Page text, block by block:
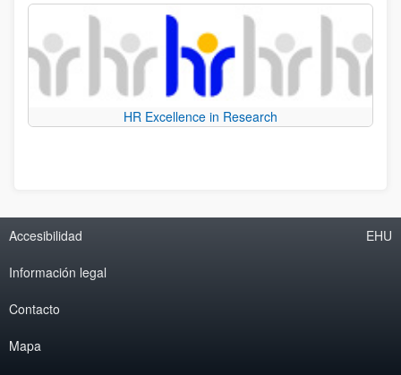
HR Excellence in Research
Accesibilidad
Información legal
Contacto
Mapa
EHU